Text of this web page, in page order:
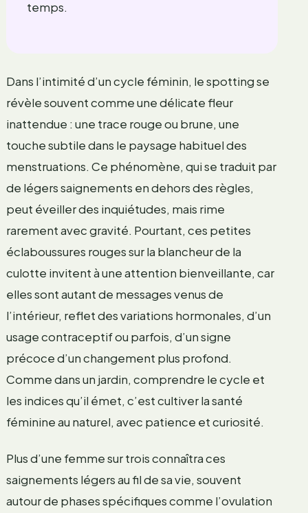
temps.
Dans l’intimité d’un cycle féminin, le spotting se
révèle souvent comme une délicate fleur
inattendue : une trace rouge ou brune, une
touche subtile dans le paysage habituel des
menstruations. Ce phénomène, qui se traduit par
de légers saignements en dehors des règles,
peut éveiller des inquiétudes, mais rime
rarement avec gravité. Pourtant, ces petites
éclaboussures rouges sur la blancheur de la
culotte invitent à une attention bienveillante, car
elles sont autant de messages venus de
l’intérieur, reflet des variations hormonales, d’un
usage contraceptif ou parfois, d’un signe
précoce d’un changement plus profond.
Comme dans un jardin, comprendre le cycle et
les indices qu’il émet, c’est cultiver la santé
féminine au naturel, avec patience et curiosité.
Plus d’une femme sur trois connaîtra ces
saignements légers au fil de sa vie, souvent
autour de phases spécifiques comme l’ovulation